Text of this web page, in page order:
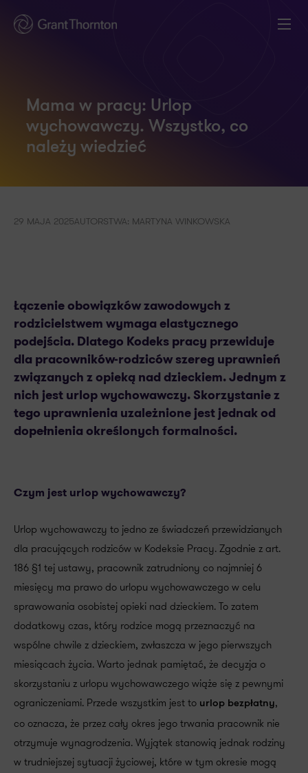
Mama w pracy: Urlop
wychowawczy. Wszystko, co
należy wiedzieć
29 MAJA 2025AUTORSTWA: MARTYNA WINKOWSKA
Łączenie obowiązków zawodowych z
rodzicielstwem wymaga elastycznego
podejścia. Dlatego Kodeks pracy przewiduje
dla pracowników-rodziców szereg uprawnień
związanych z opieką nad dzieckiem. Jednym z
nich jest urlop wychowawczy. Skorzystanie z
tego uprawnienia uzależnione jest jednak od
dopełnienia określonych formalności.
Czym jest urlop wychowawczy?
Urlop wychowawczy to jedno ze świadczeń przewidzianych
dla pracujących rodziców w Kodeksie Pracy. Zgodnie z art.
186 §1 tej ustawy, pracownik zatrudniony co najmniej 6
miesięcy ma prawo do urlopu wychowawczego w celu
sprawowania osobistej opieki nad dzieckiem. To zatem
dodatkowy czas, który rodzice mogą przeznaczyć na
wspólne chwile z dzieckiem, zwłaszcza w jego pierwszych
miesiącach życia. Warto jednak pamiętać, że decyzja o
skorzystaniu z urlopu wychowawczego wiąże się z pewnymi
ograniczeniami. Przede wszystkim jest to urlop bezpłatny,
co oznacza, że przez cały okres jego trwania pracownik nie
otrzymuje wynagrodzenia. Wyjątek stanowią jednak rodziny
w trudniejszej sytuacji życiowej, które w tym okresie mogą